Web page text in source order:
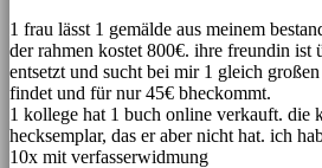
1 frau lässt 1 gemälde aus meinem
der rahmen kostet 800€. ihre freundin ist
entsetzt und sucht bei mir 1 gleich
findet und für nur 45€ bheckommt.
1 kollege hat 1 buch online verkauft. die
hecksemplar, das er aber nicht hat. ich
10x mit verfasserwidmung